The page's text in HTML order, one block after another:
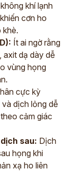
khí lạnh
cơn ho
khè.
Ít ai ngờ rằng
axit dạ dày dễ
vùng họng
cực kỳ
dịch lỏng dễ
cảm giác
sau: Dịch
họng khi
xạ ho liên